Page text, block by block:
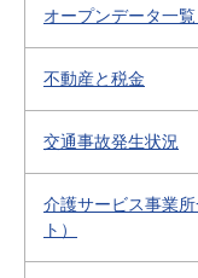
オープンデータ一
不動産と税金
交通事故発生状況
介護サービス事業
ト）